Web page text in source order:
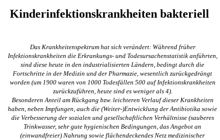
Kinderinfektionskrankheiten bakteriell
Das Krankheitenspektrum hat sich verändert: Während früher
Infektionskrankheiten die Erkrankungs- und Todesursachenstatistik anführten,
sind diese heute in den industrialisierten Ländern, bedingt durch die
Fortschritte in der Medizin und der Pharmazie, wesentlich zurückgedrängt
worden (um 1900 waren von 1000 Todesfällen 500 auf Infektionskrankheiten
zurückzuführen, heute sind es weniger als 4).
Besonderen Anteil am Rückgang bzw. leichteren Verlauf dieser Krankheiten
haben, neben Impfungen, auch die (Weiter-)Entwicklung der Antibiotika sowie
die Verbesserung der sozialen und gesellschaftlichen Verhältnisse (sauberes
Trinkwasser, sehr gute hygienischen Bedingungen, das Angebot an
(einwandfreier) Nahrung sowie flächendeckendes Netz medizinischer